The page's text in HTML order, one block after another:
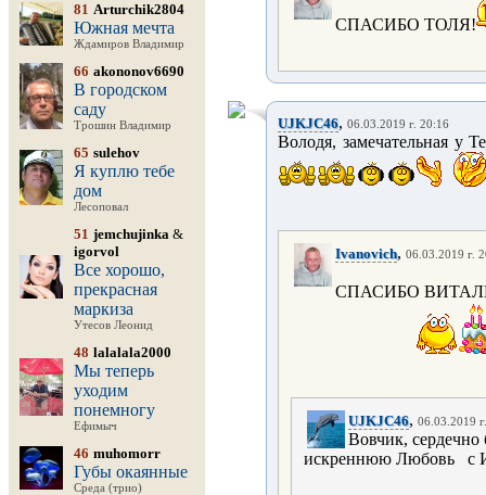
81 Arturchik2804
Южная мечта
Ждамиров Владимир
66 akononov6690
В городском
саду
Трошин Владимир
65 sulehov
Я куплю тебе
дом
Лесоповал
51 jemchujinka &
igorvol
Все хорошо,
прекрасная
маркиза
Утесов Леонид
48 lalalala2000
Мы теперь
уходим
понемногу
Ефимыч
46 muhomorr
Губы окаянные
Среда (трио)
СПАСИБО ТОЛЯ!
UJKJC46, 06.03.2019 г. 20:16
Володя, замечательная у
Ivanovich, 06.03.2019 г.
СПАСИБО
UJKJC46, 06.03.2019
Вовчик,
искреннюю Любовь с